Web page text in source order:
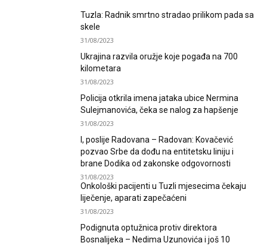
Tuzla: Radnik smrtno stradao prilikom pada sa
skele
31/08/2023
Ukrajina razvila oružje koje pogađa na 700
kilometara
31/08/2023
Policija otkrila imena jataka ubice Nermina
Sulejmanovića, čeka se nalog za hapšenje
31/08/2023
I, poslije Radovana – Radovan: Kovačević
pozvao Srbe da dođu na entitetsku liniju i
brane Dodika od zakonske odgovornosti
31/08/2023
Onkološki pacijenti u Tuzli mjesecima čekaju
liječenje, aparati zapečaćeni
31/08/2023
Podignuta optužnica protiv direktora
Bosnalijeka – Nedima Uzunovića i još 10